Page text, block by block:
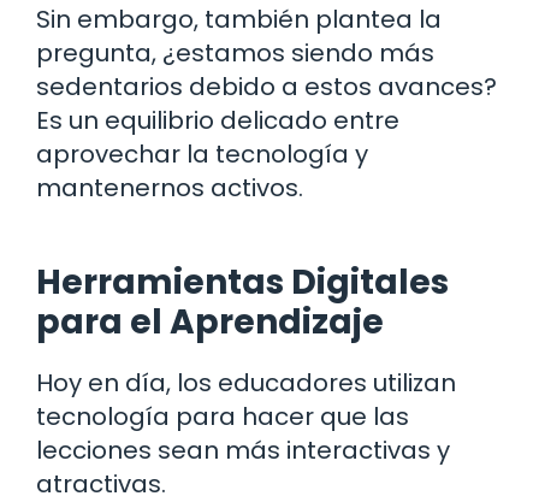
Sin embargo, también plantea la
pregunta, ¿estamos siendo más
sedentarios debido a estos avances?
Es un equilibrio delicado entre
aprovechar la tecnología y
mantenernos activos.
Herramientas Digitales
para el Aprendizaje
Hoy en día, los educadores utilizan
tecnología para hacer que las
lecciones sean más interactivas y
atractivas.